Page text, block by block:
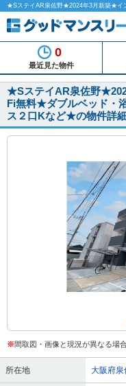
0
最近見た物件
★SステイAR泉佐野
Fi無料★ダブルベッド・
ス２口Kなど★の物件詳
※間取図・画像と現況が異なる場
所在地 大阪府泉